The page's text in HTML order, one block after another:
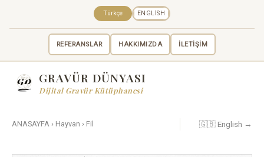
REFERANSLAR HAKKIMIZDA İLETİŞİM
Türkçe ENGLISH
GRAVÜR DÜNYASI
Dijital Gravür Kütüphanesi
ANASAYFA › Hayvan › Fil 🇬🇧 English →